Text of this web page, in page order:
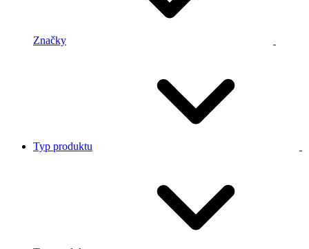
Značky
Typ produktu